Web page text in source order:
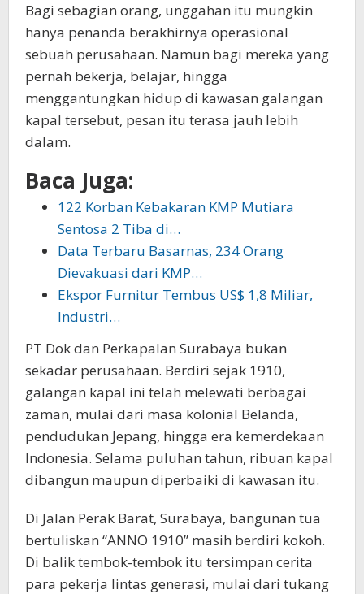
Bagi sebagian orang, unggahan itu mungkin
hanya penanda berakhirnya operasional
sebuah perusahaan. Namun bagi mereka yang
pernah bekerja, belajar, hingga
menggantungkan hidup di kawasan galangan
kapal tersebut, pesan itu terasa jauh lebih
dalam.
Baca Juga:
122 Korban Kebakaran KMP Mutiara
Sentosa 2 Tiba di…
Data Terbaru Basarnas, 234 Orang
Dievakuasi dari KMP…
Ekspor Furnitur Tembus US$ 1,8 Miliar,
Industri…
PT Dok dan Perkapalan Surabaya bukan
sekadar perusahaan. Berdiri sejak 1910,
galangan kapal ini telah melewati berbagai
zaman, mulai dari masa kolonial Belanda,
pendudukan Jepang, hingga era kemerdekaan
Indonesia. Selama puluhan tahun, ribuan kapal
dibangun maupun diperbaiki di kawasan itu.
Di Jalan Perak Barat, Surabaya, bangunan tua
bertuliskan “ANNO 1910” masih berdiri kokoh.
Di balik tembok-tembok itu tersimpan cerita
para pekerja lintas generasi, mulai dari tukang